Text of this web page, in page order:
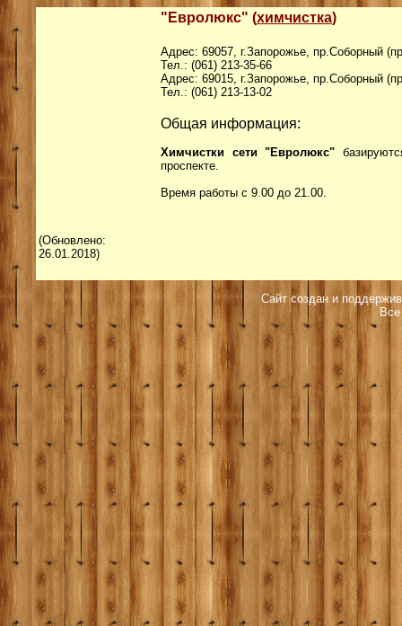
"Евролюкс" (химчистка)
Адрес: 69057, г.Запорожье, пр.Соборный
Тел.: (061) 213-35-66
Адрес: 69015, г.Запорожье, пр.Соборный
Тел.: (061) 213-13-02
Общая информация:
Химчистки сети "Евролюкс"
проспекте.
Время работы с 9.00 до 21.00.
(Обновлено:
26.01.2018)
Сайт создан и